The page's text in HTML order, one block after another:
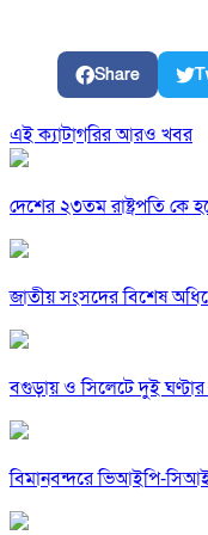
Share
এই ক্যাটাগরির আরও খবর
দেশের ২৩তম রাষ্ট্রপতি
জাতীয় সংসদের বিশেষ
বগুড়ায় ও সিলেটে দুই
বিমানবন্দরে ভিআইপি-